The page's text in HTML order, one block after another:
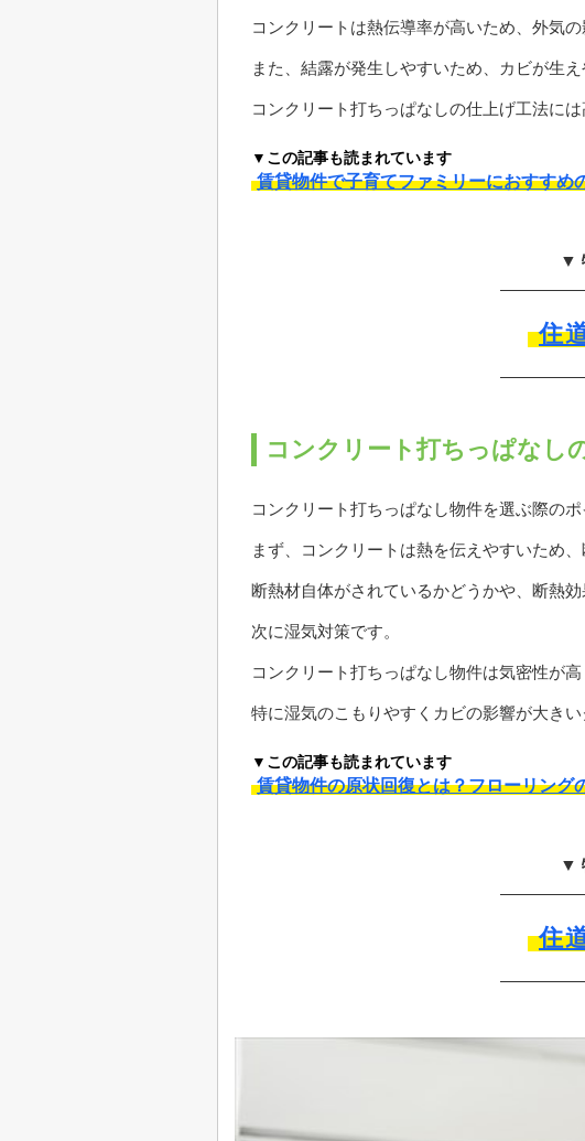
コンクリートは熱伝導率が高いため、外気
また、結露が発生しやすいため、カビが生
コンクリート打ちっぱなしの仕上げ工法に
▼この記事も読まれています
賃貸物件で子育てファミリーにおすすめ
▼
住
コンクリート打ちっぱなし
コンクリート打ちっぱなし物件を選ぶ際のポ
まず、コンクリートは熱を伝えやすいため
断熱材自体がされているかどうかや、断熱
次に湿気対策です。
コンクリート打ちっぱなし物件は気密性が
特に湿気のこもりやすくカビの影響が大き
▼この記事も読まれています
賃貸物件の原状回復とは？フローリング
▼
住